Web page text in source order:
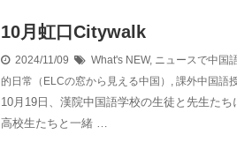
10月虹口Citywalk
2024/11/09 What's NEW, ニュースで中国
的日常（ELCの窓から見える中国） , 課外中国語
10月19日、漢院中国語学校の生徒と先生た
高校生たちと一緒 …